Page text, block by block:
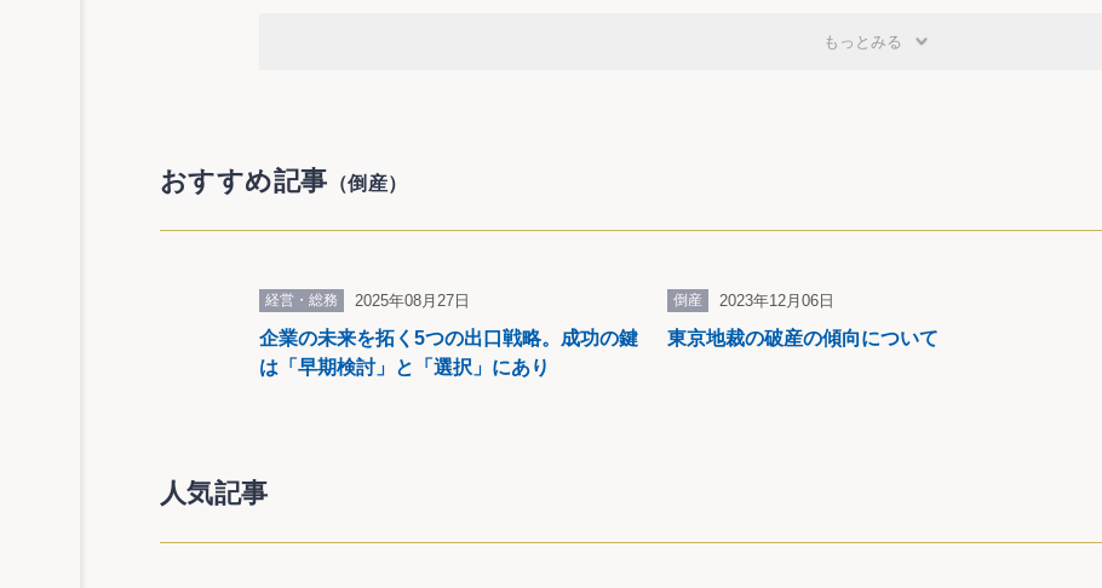
もっとみる
おすすめ記事 （倒産）
経営・総務 2025年08月27日
企業の未来を拓く5つの出口戦略。成功の鍵
は「早期検討」と「選択」にあり
倒産 2023年12月06日
東京地裁の破産の傾向について
人気記事